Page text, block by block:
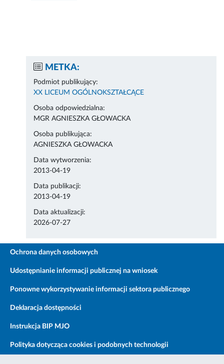
METKA:
Podmiot publikujący:
XX LICEUM OGÓLNOKSZTAŁCĄCE
Osoba odpowiedzialna:
MGR AGNIESZKA GŁOWACKA
Osoba publikująca:
AGNIESZKA GŁOWACKA
Data wytworzenia:
2013-04-19
Data publikacji:
2013-04-19
Data aktualizacji:
2026-07-27
Ochrona danych osobowych
Udostępnianie informacji publicznej na wniosek
Ponowne wykorzystywanie informacji sektora publicznego
Deklaracja dostępności
Instrukcja BIP MJO
Polityka dotycząca cookies i podobnych technologii